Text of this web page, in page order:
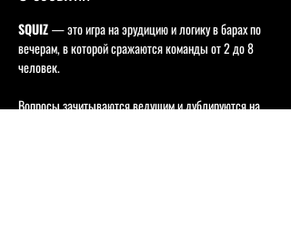
SQUIZ — это игра на эрудицию и логику в барах по
вечерам, в которой сражаются команды от 2 до 8
человек.
Вопросы зачитываются ведущим и дублируются на